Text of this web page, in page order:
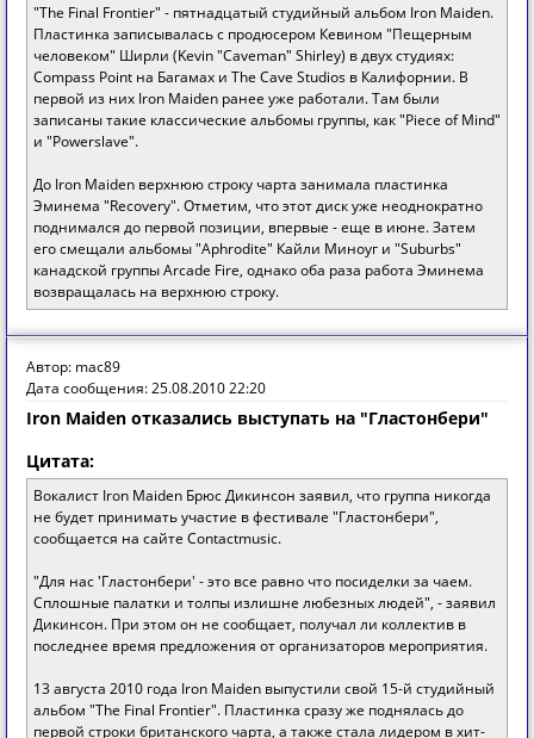
"The Final Frontier" - пятнадцатый студийный альбом Iron Maiden.
Пластинка записывалась с продюсером Кевином "Пещерным
человеком" Ширли (Kevin "Caveman" Shirley) в двух студиях:
Compass Point на Багамах и The Cave Studios в Калифорнии. В
первой из них Iron Maiden ранее уже работали. Там были
записаны такие классические альбомы группы, как "Piece of Mind"
и "Powerslave".
До Iron Maiden верхнюю строку чарта занимала пластинка
Эминема "Recovery". Отметим, что этот диск уже неоднократно
поднимался до первой позиции, впервые - еще в июне. Затем
его смещали альбомы "Aphrodite" Кайли Миноуг и "Suburbs"
канадской группы Arcade Fire, однако оба раза работа Эминема
возвращалась на верхнюю строку.
Автор: mac89
Дата сообщения: 25.08.2010 22:20
Iron Maiden отказались выступать на "Гластонбери"
Цитата:
Вокалист Iron Maiden Брюс Дикинсон заявил, что группа никогда
не будет принимать участие в фестивале "Гластонбери",
сообщается на сайте Contactmusic.
"Для нас 'Гластонбери' - это все равно что посиделки за чаем.
Сплошные палатки и толпы излишне любезных людей", - заявил
Дикинсон. При этом он не сообщает, получал ли коллектив в
последнее время предложения от организаторов мероприятия.
13 августа 2010 года Iron Maiden выпустили свой 15-й студийный
альбом "The Final Frontier". Пластинка сразу же поднялась до
первой строки британского чарта, а также стала лидером в хит-